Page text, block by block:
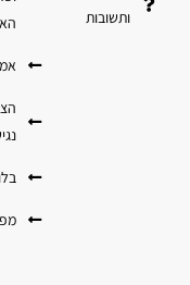
ותשובות